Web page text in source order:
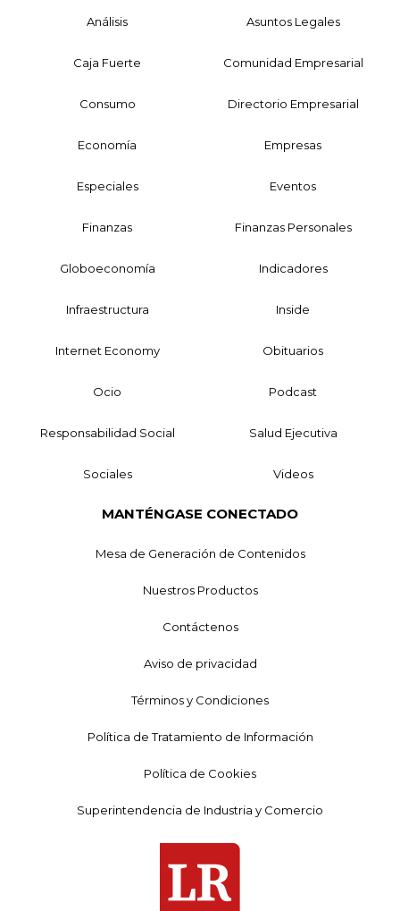
Análisis Asuntos Legales
Caja Fuerte Comunidad Empresarial
Consumo Directorio Empresarial
Economía Empresas
Especiales Eventos
Finanzas Finanzas Personales
Globoeconomía Indicadores
Infraestructura Inside
Internet Economy Obituarios
Ocio Podcast
Responsabilidad Social Salud Ejecutiva
Sociales Videos
MANTÉNGASE CONECTADO
Mesa de Generación de Contenidos
Nuestros Productos
Contáctenos
Aviso de privacidad
Términos y Condiciones
Política de Tratamiento de Información
Política de Cookies
Superintendencia de Industria y Comercio